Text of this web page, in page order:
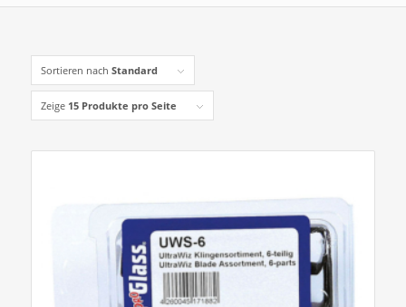
Sortieren nach Standard
Zeige 15 Produkte pro Seite